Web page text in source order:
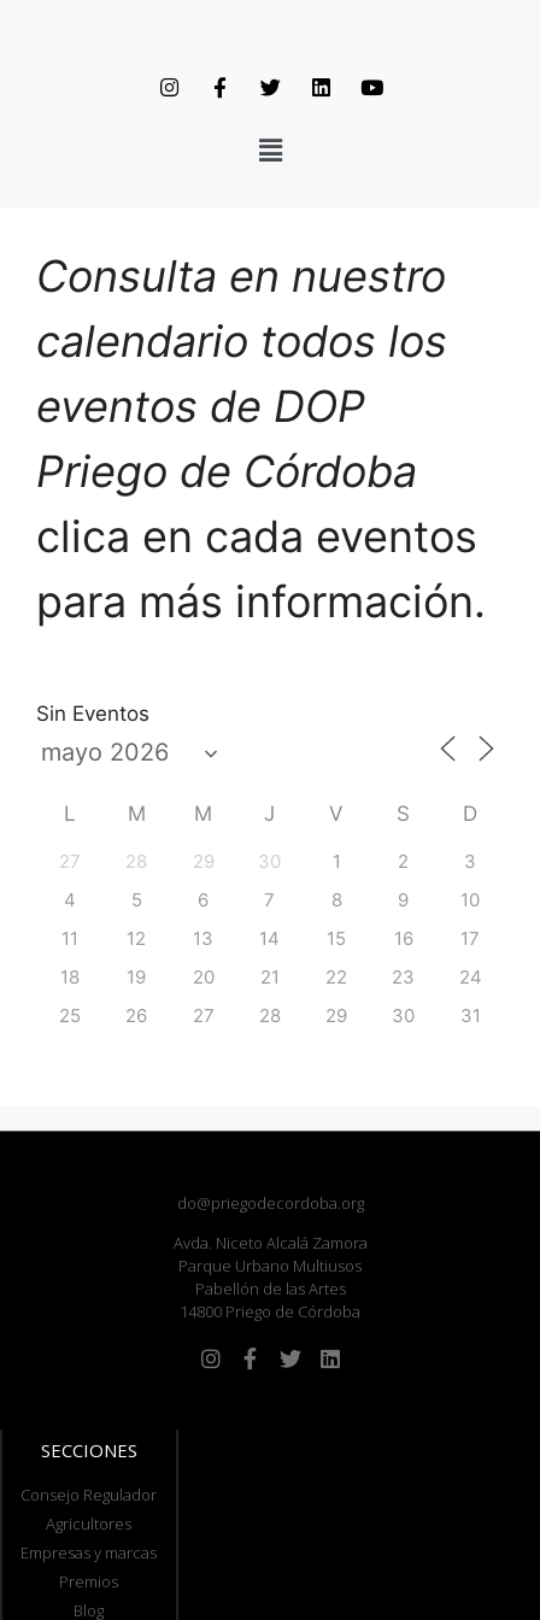
Consulta en nuestro
calendario todos los
eventos de DOP
Priego de Córdoba
clica en cada eventos
para más información.
Sin Eventos
L M M J V S D
27 28 29 30 1 2
3
4
5 6 7 8 9
10
11
12 13 14 15 16
17
18
19 20 21 22 23
24
25
26 27 28 29 30 31
do@priegodecordoba.org
Avda. Niceto Alcalá Zamora
Parque Urbano Multiusos
Pabellón de las Artes
14800 Priego de Córdoba
SECCIONES
Consejo Regulador
Agricultores
Empresas y marcas
Premios
Blog